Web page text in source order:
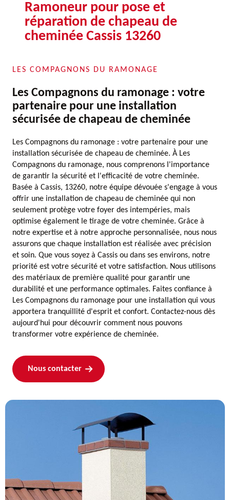
Ramoneur pour pose et
réparation de chapeau de
cheminée Cassis 13260
LES COMPAGNONS DU RAMONAGE
Les Compagnons du ramonage : votre
partenaire pour une installation
sécurisée de chapeau de cheminée
Les Compagnons du ramonage : votre partenaire pour une
installation sécurisée de chapeau de cheminée. À Les
Compagnons du ramonage, nous comprenons l'importance
de garantir la sécurité et l'efficacité de votre cheminée.
Basée à Cassis, 13260, notre équipe dévouée s'engage à vous
offrir une installation de chapeau de cheminée qui non
seulement protège votre foyer des intempéries, mais
optimise également le tirage de votre cheminée. Grâce à
notre expertise et à notre approche personnalisée, nous nous
assurons que chaque installation est réalisée avec précision
et soin. Que vous soyez à Cassis ou dans ses environs, notre
priorité est votre sécurité et votre satisfaction. Nous utilisons
des matériaux de première qualité pour garantir une
durabilité et une performance optimales. Faites confiance à
Les Compagnons du ramonage pour une installation qui vous
apportera tranquillité d'esprit et confort. Contactez-nous dès
aujourd'hui pour découvrir comment nous pouvons
transformer votre expérience de cheminée.
Nous contacter